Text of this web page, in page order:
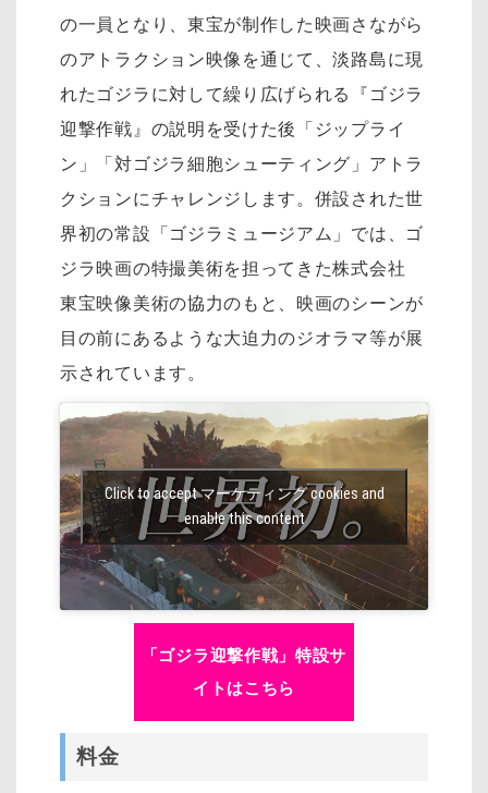
の一員となり、東宝が制作した映画さながら
のアトラクション映像を通じて、淡路島に現
れたゴジラに対して繰り広げられる『ゴジラ
迎撃作戦』の説明を受けた後「ジップライ
ン」「対ゴジラ細胞シューティング」アトラ
クションにチャレンジします。併設された世
界初の常設「ゴジラミュージアム」では、ゴ
ジラ映画の特撮美術を担ってきた株式会社
東宝映像美術の協力のもと、映画のシーンが
目の前にあるような大迫力のジオラマ等が展
示されています。
Click to accept マーケティング cookies and
enable this content
「ゴジラ迎撃作戦」特設サ
イトはこちら
料金